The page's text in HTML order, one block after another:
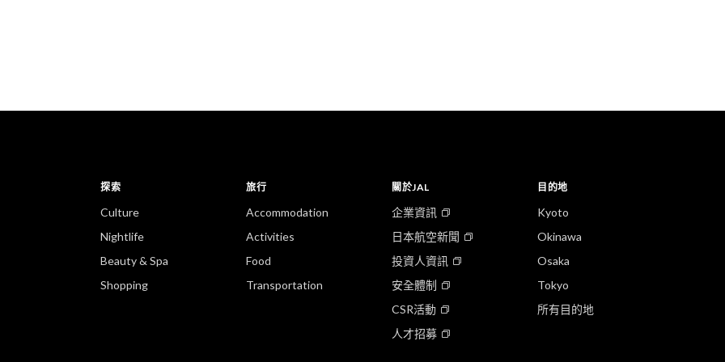
探索
Culture
Nightlife
Beauty & Spa
Shopping
旅行
Accommodation
Activities
Food
Transportation
關於JAL
企業資訊
日本航空新聞
投資人資訊
安全體制
CSR活動
人才招募
目的地
Kyoto
Okinawa
Osaka
Tokyo
所有目的地